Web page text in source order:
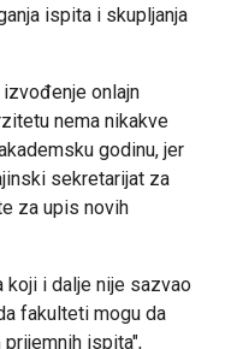
ispita i skupljanja
onlajn
nema nikakve
godinu, jer
sekretarijat za
za upis novih
koji i dalje nije sazvao
fakulteti mogu da
ispita",